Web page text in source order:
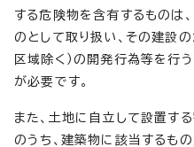
する危険物を含有するものは
のとして取り扱い、その建設
区域除く）の開発行為等を行
が必要です。
また、土地に自立して設置す
のうち、建築物に該当するも